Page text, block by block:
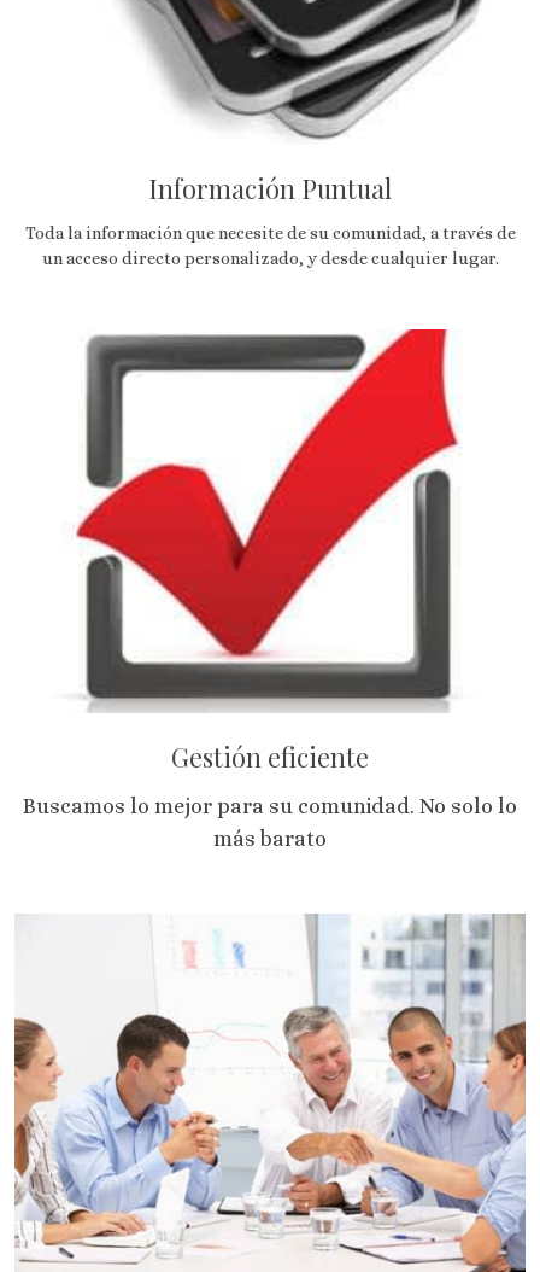
Información Puntual
Toda la información que necesite de su comunidad, a través de
un acceso directo personalizado, y desde cualquier lugar.
Gestión eficiente
Buscamos lo mejor para su comunidad. No solo lo
más barato